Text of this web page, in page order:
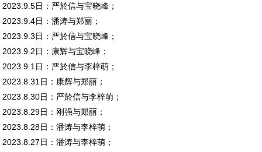
2023.9.5日：严於信与宝晓峰；
2023.9.4日：潘涛与郑丽；
2023.9.3日：严於信与宝晓峰；
2023.9.2日：康辉与宝晓峰；
2023.9.1日：严於信与李梓萌；
2023.8.31日：康辉与郑丽；
2023.8.30日：严於信与李梓萌；
2023.8.29日：刚强与郑丽；
2023.8.28日：潘涛与李梓萌；
2023.8.27日：潘涛与李梓萌；